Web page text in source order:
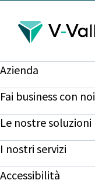
Azienda
Fai business con noi
Le nostre soluzioni
I nostri servizi
Accessibilità